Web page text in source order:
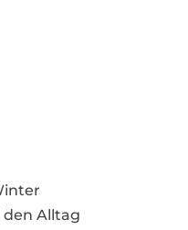
Alltag